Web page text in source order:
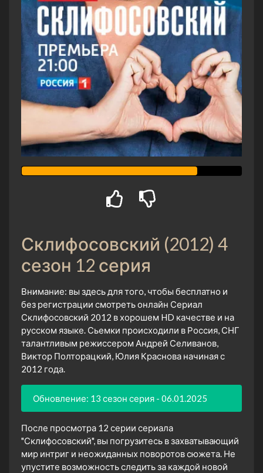
Склифосовский (2012) 4
сезон 12 серия
Внимание: вы здесь для того, чтобы бесплатно и
без регистрации смотреть онлайн Сериал
Склифосовский 2012 в хорошем HD качестве и на
русском языке. Сьемки происходили в Россия, СНГ
талантливым режиссером Андрей Селиванов,
Виктор Полторацкий, Юлия Краснова начиная с
2012 года.
Обновление: 13 сезон серия - 06.01.2025
После просмотра 12 серии сериала
"Склифосовский", вы погрузитесь в захватывающий
мир интриг и неожиданных поворотов сюжета. Не
упустите возможность следить за каждой новой